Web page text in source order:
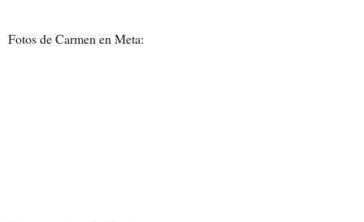
Fotos de Carmen en Meta: